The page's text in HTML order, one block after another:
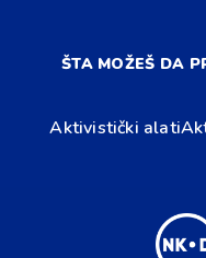
ŠTA MOŽEŠ DA
Aktivistički alati